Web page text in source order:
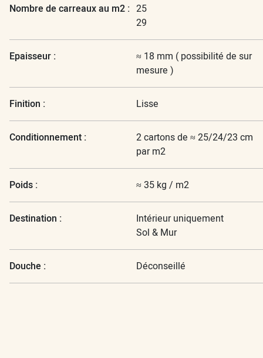
Nombre de carreaux au m2 : 25
29
Epaisseur :
≈ 18 mm ( possibilité de sur
mesure )
Finition : Lisse
Conditionnement :
2 cartons de ≈ 25/24/23 cm
par m2
Poids : ≈ 35 kg / m2
Destination :
Intérieur uniquement
Sol & Mur
Douche : Déconseillé